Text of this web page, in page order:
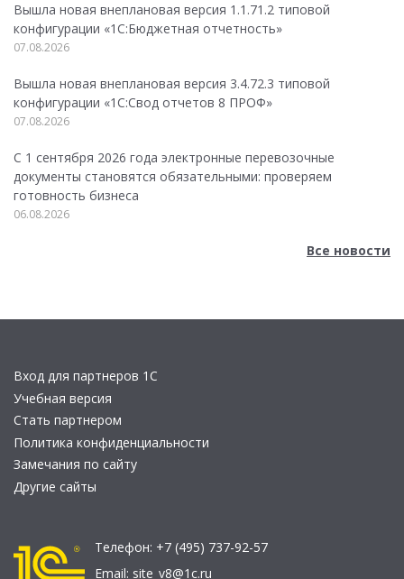
Вышла новая внеплановая версия 1.1.71.2 типовой
конфигурации «1C:Бюджетная отчетность»
07.08.2026
Вышла новая внеплановая версия 3.4.72.3 типовой
конфигурации «1C:Свод отчетов 8 ПРОФ»
07.08.2026
С 1 сентября 2026 года электронные перевозочные
документы становятся обязательными: проверяем
готовность бизнеса
06.08.2026
Все новости
Вход для партнеров 1С
Учебная версия
Стать партнером
Политика конфиденциальности
Замечания по сайту
Другие сайты
Телефон: +7 (495) 737-92-57
Email: site_v8@1c.ru